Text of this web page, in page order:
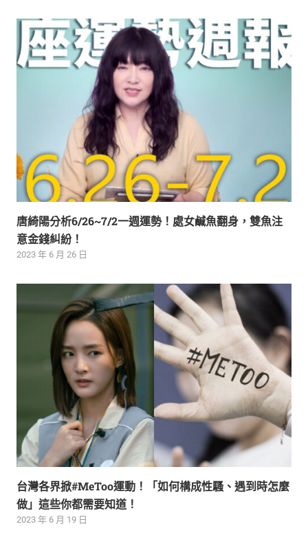
唐綺陽分析6/26~7/2一週運勢！處女鹹魚翻身，雙魚注
意金錢糾紛！
2023 年 6 月 26 日
台灣各界掀#MeToo運動！「如何構成性騷、遇到時怎麼
做」這些你都需要知道！
2023 年 6 月 19 日